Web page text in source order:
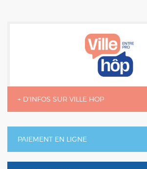
+ D'INFOS SUR VILLE HOP
PAIEMENT EN LIGNE